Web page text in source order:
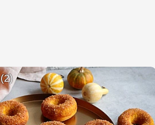
(2)